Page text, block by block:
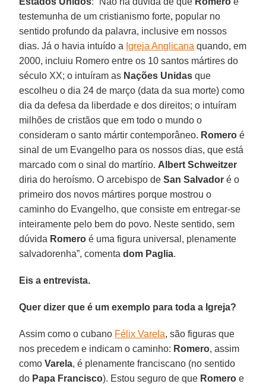
testemunha de um cristianismo forte, popular no
sentido profundo da palavra, inclusive em nossos
dias. Já o havia intuído a Igreja Anglicana quando, em
2000, incluiu Romero entre os 10 santos mártires do
século XX; o intuíram as Nações Unidas que
escolheu o dia 24 de março (data da sua morte) como
dia da defesa da liberdade e dos direitos; o intuíram
milhões de cristãos que em todo o mundo o
consideram o santo mártir contemporâneo. Romero é
sinal de um Evangelho para os nossos dias, que está
marcado com o sinal do martírio. Albert Schweitzer
diria do heroísmo. O arcebispo deSan Salvador é o
primeiro dos novos mártires porque mostrou o
caminho do Evangelho, que consiste em entregar-se
inteiramente pelo bem do povo. Neste sentido, sem
dúvida Romero é uma figura universal, plenamente
salvadorenha”, comentadom Paglia.
Eis a entrevista.
Quer dizer que é um exemplo para toda a Igreja?
Assim como o cubano Félix Varela, são figuras que
nos precedem e indicam o caminho: Romero, assim
comoVarela, é plenamente franciscano (no sentido
do Papa Francisco). Estou seguro de que Romero e